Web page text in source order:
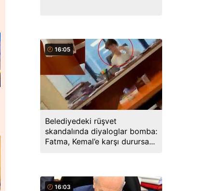
16:05
Belediyedeki rüşvet
skandalında diyaloglar bomba:
Fatma, Kemal’e karşı durursa...
16:03